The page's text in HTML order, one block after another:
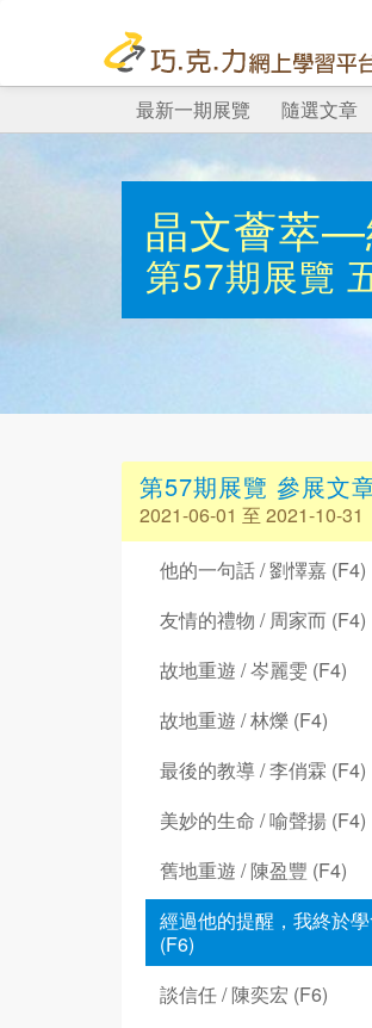
最新一期展覽 隨選文章
晶文薈萃—
第57期展覽
第57期展覽 參展文
2021-06-01 至 2021-10-31
他的一句話 / 劉懌嘉 (F4)
友情的禮物 / 周家而 (F4)
故地重遊 / 岑麗雯 (F4)
故地重遊 / 林爍 (F4)
最後的教導 / 李俏霖 (F4)
美妙的生命 / 喻聲揚 (F4)
舊地重遊 / 陳盈豐 (F4)
經過他的提醒，我終於
(F6)
談信任 / 陳奕宏 (F6)